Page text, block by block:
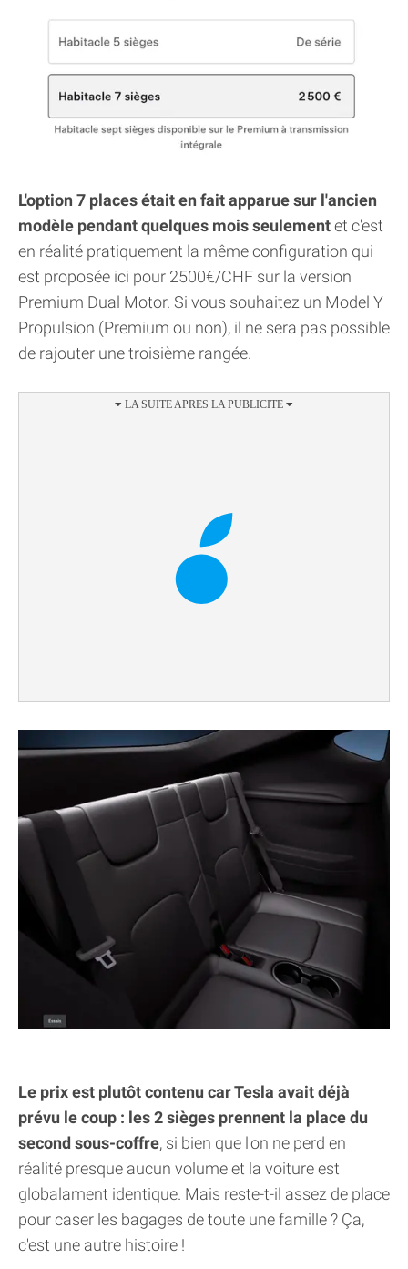
L'option 7 places était en fait apparue sur l'ancien
modèle pendant quelques mois seulementet c'est
en réalité pratiquement la même configuration qui
est proposée ici pour 2500€/CHF sur la version
Premium Dual Motor. Si vous souhaitez un Model Y
Propulsion (Premium ou non), il ne sera pas possible
de rajouter une troisième rangée.
Le prix est plutôt contenu car Tesla avait déjà
prévu le coup : les 2 sièges prennent la place du
second sous-coffre, si bien que l'on ne perd en
réalité presque aucun volume et la voiture est
globalament identique. Mais reste-t-il assez de place
pour caser les bagages de toute une famille ? Ça,
c'est une autre histoire !